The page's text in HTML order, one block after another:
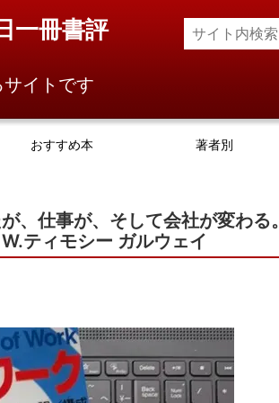
一冊書評
イトです
おすすめ本 著者別
、仕事が、そして会社が変わる。
ティモシー ガルウェイ